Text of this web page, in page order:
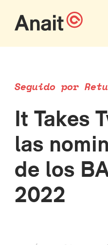
Seguido por
It Takes
las
de los
2022